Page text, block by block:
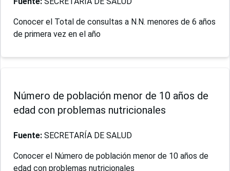
Conocer el Total de consultas a N.N. menores de 6 años
de primera vez en el año
Número de población menor de 10 años de
edad con problemas nutricionales
Fuente: SECRETARÍA DE SALUD
Conocer el Número de población menor de 10 años de
edad con problemas nutricionales